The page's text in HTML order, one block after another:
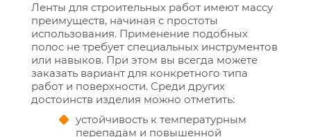
Ленты для строительных работ имеют массу
преимуществ, начиная с простоты
использования. Применение подобных
полос не требует специальных инструментов
или навыков. При этом вы всегда можете
заказать вариант для конкретного типа
работ и поверхности. Среди других
достоинств изделия можно отметить:
устойчивость к температурным
перепадам и повышенной